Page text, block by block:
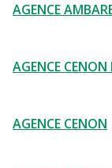
AGENCE
AGENCE CENON
AGENCE CENON